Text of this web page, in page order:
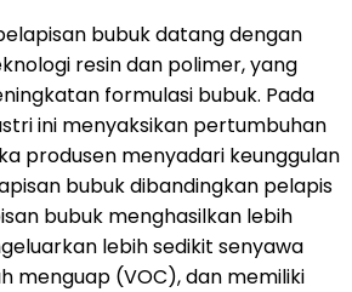
bubuk datang dengan
resin dan polimer, yang
formulasi bubuk. Pada
ini menyaksikan pertumbuhan
produsen menyadari keunggulan
bubuk dibandingkan pelapis
bubuk menghasilkan lebih
lebih sedikit senyawa
menguap (VOC), dan memiliki